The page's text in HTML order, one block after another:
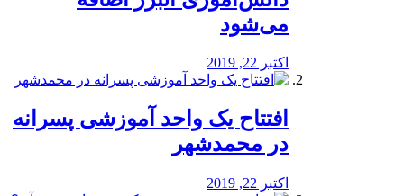
می‌شود
اکتبر 22, 2019
افتتاح یک واحد آموزشی پسرانه
در محمدشهر
اکتبر 22, 2019